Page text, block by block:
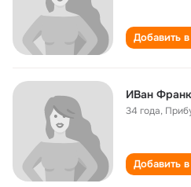
Добавить
ИВан
34 года,
Добавить